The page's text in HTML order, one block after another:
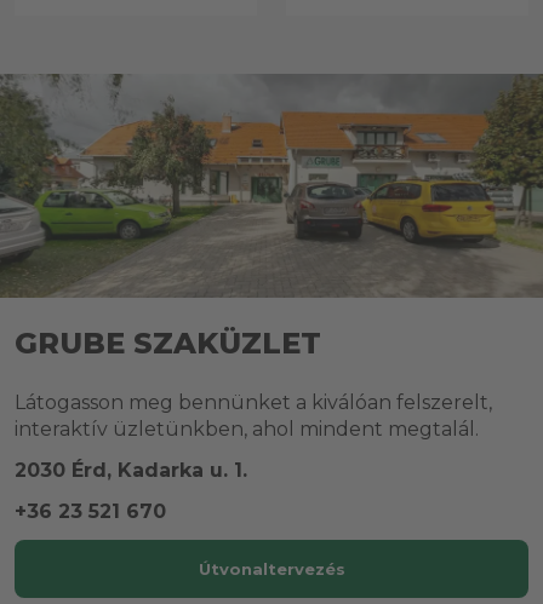
GRUBE SZAKÜZLET
Látogasson meg bennünket a kiválóan felszerelt,
interaktív üzletünkben, ahol mindent megtalál.
2030 Érd, Kadarka u. 1.
+36 23 521 670
Útvonaltervezés